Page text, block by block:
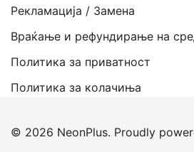
Рекламација / Замена
Враќање и рефундирање на
Политика за приватност
Политика за колачиња
© 2026 NeonPlus. Proudly